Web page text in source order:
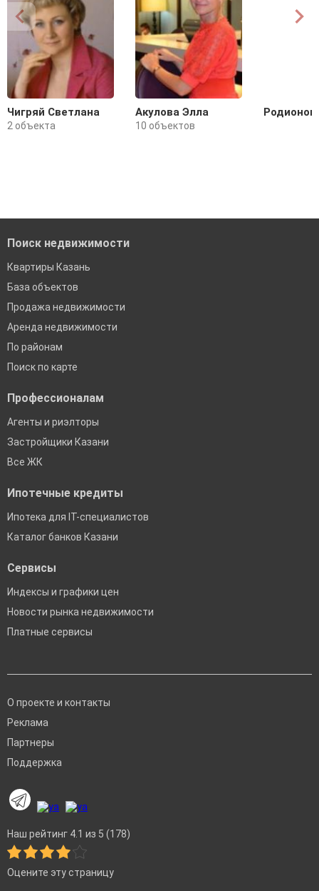
Чигряй Светлана
2 объекта
Акулова Элла
10 объектов
Поиск недвижимости
Квартиры Казань
База объектов
Продажа недвижимости
Аренда недвижимости
По районам
Поиск по карте
Профессионалам
Агенты и риэлторы
Застройщики Казани
Все ЖК
Ипотечные кредиты
Ипотека для IT-специалистов
Каталог банков Казани
Сервисы
Индексы и графики цен
Новости рынка недвижимости
Платные сервисы
О проекте и контакты
Реклама
Партнеры
Поддержка
Наш рейтинг 4.1 из 5 (178)
Оцените эту страницу